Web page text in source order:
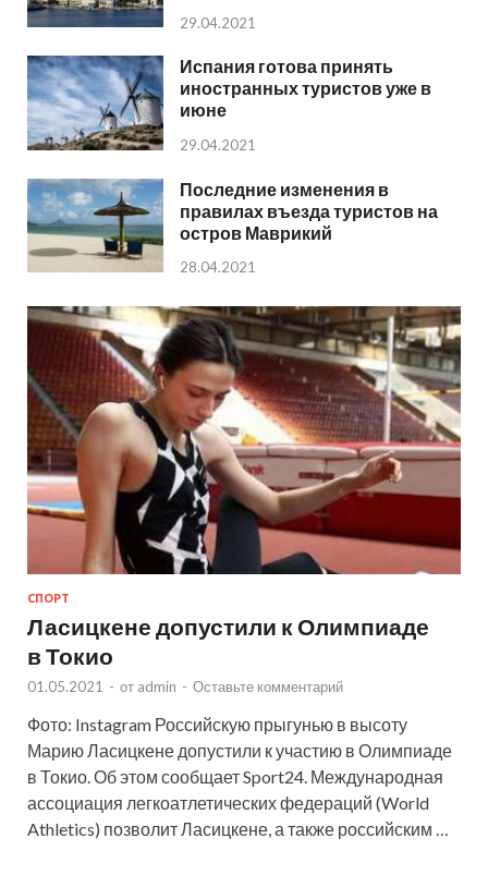
29.04.2021
Испания готова принять
иностранных туристов уже в
июне
29.04.2021
Последние изменения в
правилах въезда туристов на
остров Маврикий
28.04.2021
СПОРТ
Ласицкене допустили к Олимпиаде
в Токио
01.05.2021 - от admin - Оставьте комментарий
Фото: Instagram Российскую прыгунью в высоту
Марию Ласицкене допустили к участию в Олимпиаде
в Токио. Об этом сообщает Sport24. Международная
ассоциация легкоатлетических федераций (World
Athletics) позволит Ласицкене, а также российским …